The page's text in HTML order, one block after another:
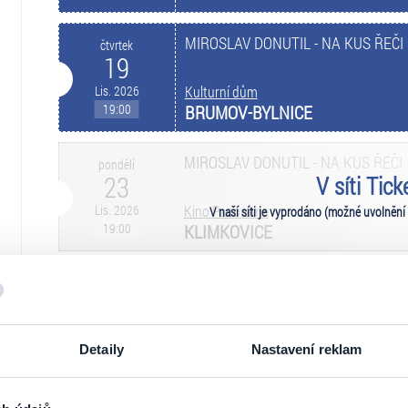
Detaily Nastavení reklam
čtvrtek
19
Lis. 2026
19:00
MIROSLAV DONUTIL - NA KUS ŘEČI
Kulturní dům
BRUMOV-BYLNICE
pondělí
23
Lis. 2026
19:00
V síti
V naší síti je vyprodáno (možné
MIROSLAV DONUTIL - NA KUS ŘEČI
Kino Panorama
KLIMKOVICE
Lis. 2026
19:00
Kulturní dům
PETŘVALD